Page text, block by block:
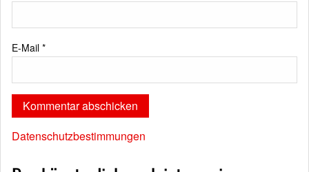
E-Mail *
Datenschutzbestimmungen